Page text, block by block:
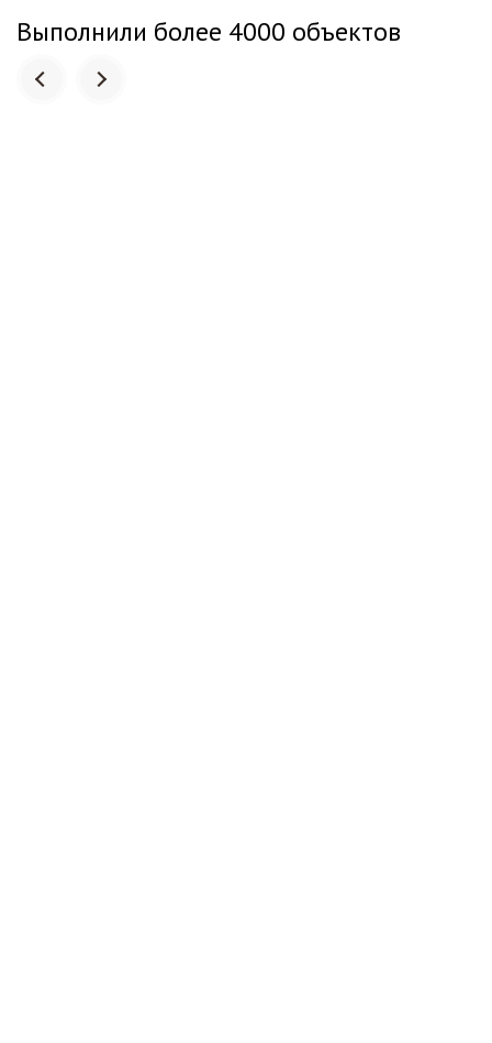
Выполнили более 4000 объектов